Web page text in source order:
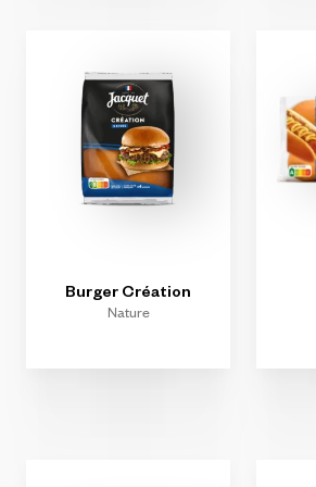
Burger Création
Nature